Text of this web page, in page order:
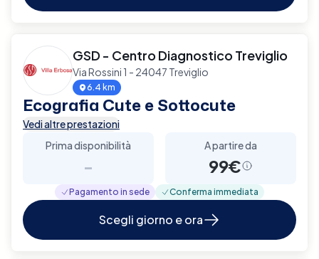
GSD - Centro Diagnostico Treviglio
Via Rossini 1 - 24047 Treviglio
6.4 km
Ecografia Cute e Sottocute
Vedi altre prestazioni
Prima disponibilità
-
A partire da
99€
Pagamento in sede Conferma immediata
Scegli giorno e ora